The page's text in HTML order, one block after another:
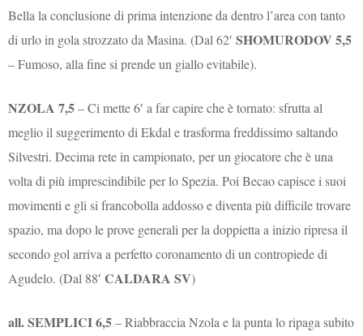
Bella la conclusione di prima intenzione da dentro l’area con tanto
di urlo in gola strozzato da Masina. (Dal 62′SHOMURODOV 5,5
– Fumoso, alla fine si prende un giallo evitabile).
NZOLA 7,5– Ci mette 6′ a far capire che è tornato: sfrutta al
meglio il suggerimento di Ekdal e trasforma freddissimo saltando
Silvestri. Decima rete in campionato, per un giocatore che è una
volta di più imprescindibile per lo Spezia. Poi Becao capisce i suoi
movimenti e gli si francobolla addosso e diventa più difficile trovare
spazio, ma dopo le prove generali per la doppietta a inizio ripresa il
secondo gol arriva a perfetto coronamento di un contropiede di
Agudelo. (Dal 88′CALDARA SV)
all. SEMPLICI 6,5– Riabbraccia Nzola e la punta lo ripaga subito